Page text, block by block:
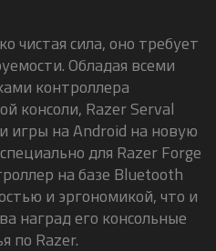
чистая сила, оно требует
Обладая всеми
контроллера
консоли, Razer Serval
игры на Android на новую
для Razer Forge
на базе Bluetooth
и эргономикой, что и
наград его консольные
по Razer.